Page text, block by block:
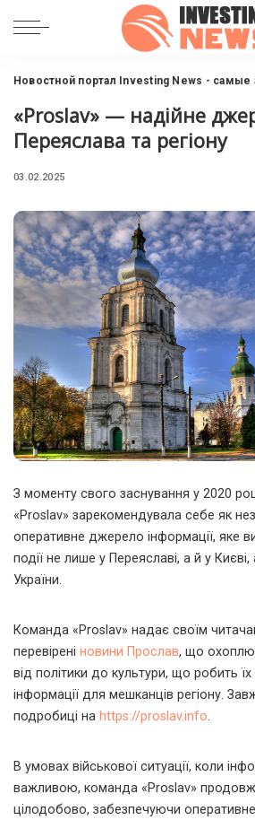
Новостной портал Investing News - самые
«Proslav» — надійне
Переяслава та регіону
03.02.2025
З моменту свого заснування у 2020
«Proslav» зарекомендувала себе як
оперативне джерело інформації, яке
події не лише у Переяславі, а й у Києві,
України.
Команда «Proslav» надає своїм
перевірені новини Прослав, що
від політики до культури, що робить
інформації для мешканців регіону.
подробиці на https://proslav.info.
В умовах військової ситуації, коли
важливою, команда «Proslav»
цілодобово, забезпечуючи